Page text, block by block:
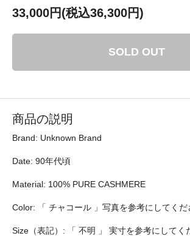
33,000円(税込36,300円)
SOLD OUT
商品の説明
Brand: Unknown Brand
Date: 90年代頃
Material: 100% PURE CASHMERE
Color: 「 チャコール 」写真を参考にしてくだ
Size（表記）: 「 不明 」 実寸を参考にしてく